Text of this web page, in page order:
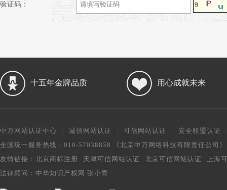
验证码：
十五年金牌品质 用心成就未来
中万网站认证中心 诚信网站认证 可信网站认证 安全联盟认证
全国统一服务热线：010-57038858 《北京中万网络科技有限责任公司
友情链接： 北京商标注册 天津可信网站认证 北京可信网站认证
上海
法律顾问： 中华知识产权网 张小青